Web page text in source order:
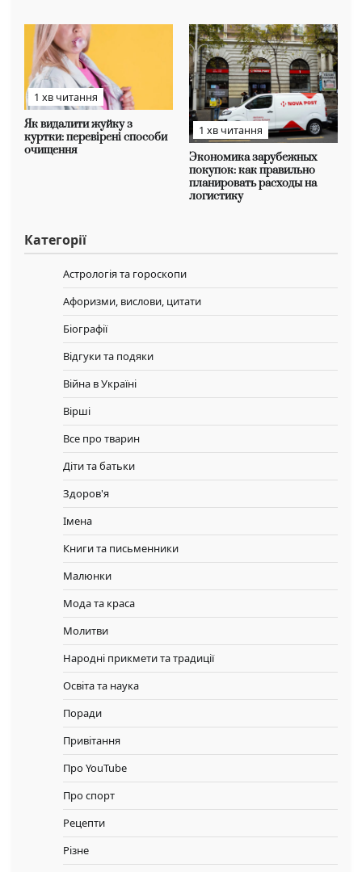
1 хв читання
Як видалити жуйку з
куртки: перевірені способи
очищення
1 хв читання
Экономика зарубежных
покупок: как правильно
планировать расходы на
логистику
Категорії
Астрологія та гороскопи
Афоризми, вислови, цитати
Біографії
Відгуки та подяки
Війна в Україні
Вірші
Все про тварин
Діти та батьки
Здоров'я
Імена
Книги та письменники
Малюнки
Мода та краса
Молитви
Народні прикмети та традиції
Освіта та наука
Поради
Привітання
Про YouTube
Про спорт
Рецепти
Різне